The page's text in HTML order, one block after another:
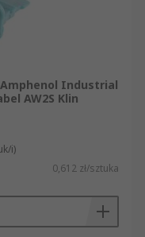
Industrial
AW2S Klin
i)
0,612 zł/sztuka